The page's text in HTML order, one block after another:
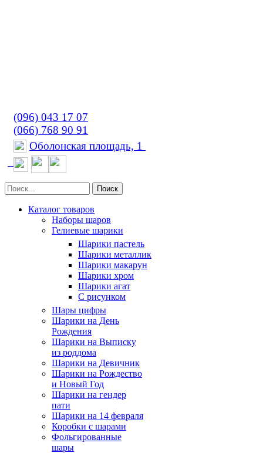
(096) 043 17 07
(066) 768 90 91
Оболонская площадь, 1
Поиск
Каталог товаров
Наборы шаров
Гелиевые шарики
Шарики пастель
Шарики металлик
Шарики макарун
Шарики хром
Шарики агат
С рисунком
Шары цифры
Шарики на День
Рождения
Шарики на Выписку
из роддома
Шарики на Девичник
Шарики на Рождество
и Новый Год
Шарики на гендер
пати
Шарики на 14 февраля
Коробки с шарами
Фольгированные
шары